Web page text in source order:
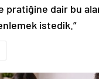
dair bu
istedik.”